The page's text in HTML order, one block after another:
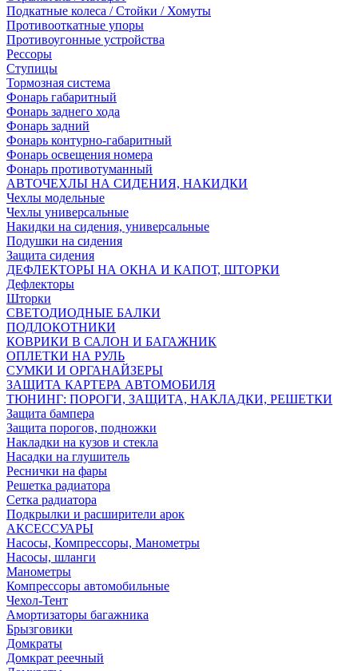
Подкатные колеса / Стойки / Хомуты
Противооткатные упоры
Противоугонные устройства
Рессоры
Ступицы
Тормозная система
Фонарь габаритный
Фонарь заднего хода
Фонарь задний
Фонарь контурно-габаритный
Фонарь освещения номера
Фонарь противотуманный
АВТОЧЕХЛЫ НА СИДЕНИЯ, НАКИДКИ
Чехлы модельные
Чехлы универсальные
Накидки на сидения, универсальные
Подушки на сидения
Защита сидения
ДЕФЛЕКТОРЫ НА ОКНА И КАПОТ, ШТОРКИ
Дефлекторы
Шторки
СВЕТОДИОДНЫЕ БАЛКИ
ПОДЛОКОТНИКИ
КОВРИКИ В САЛОН И БАГАЖНИК
ОПЛЕТКИ НА РУЛЬ
СУМКИ И ОРГАНАЙЗЕРЫ
ЗАЩИТА КАРТЕРА АВТОМОБИЛЯ
ТЮНИНГ: ПОРОГИ, ЗАЩИТА, НАКЛАДКИ, РЕШЕТКИ
Защита бампера
Защита порогов, подножки
Накладки на кузов и стекла
Насадки на глушитель
Реснички на фары
Решетка радиатора
Сетка радиатора
Подкрылки и расширители арок
АКСЕССУАРЫ
Насосы, Компрессоры, Манометры
Насосы, шланги
Манометры
Компрессоры автомобильные
Чехол-Тент
Амортизаторы багажника
Брызговики
Домкраты
Домкрат реечный